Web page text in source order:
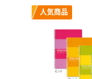
人気商品